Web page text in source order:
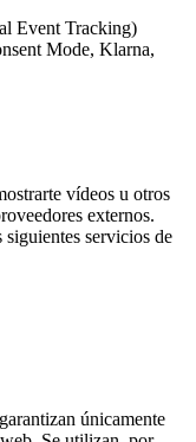
Event Tracking)
Mode, Klarna,
vídeos u otros
externos.
servicios de
únicamente